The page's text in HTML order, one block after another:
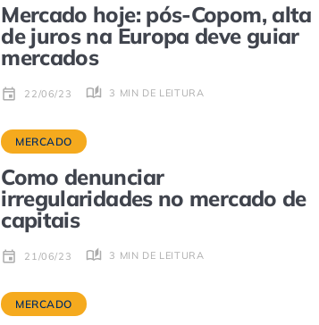
Mercado hoje: pós-Copom, alta
de juros na Europa deve guiar
mercados
22/06/23 3 MIN DE LEITURA
MERCADO
Como denunciar
irregularidades no mercado de
capitais
21/06/23 3 MIN DE LEITURA
MERCADO